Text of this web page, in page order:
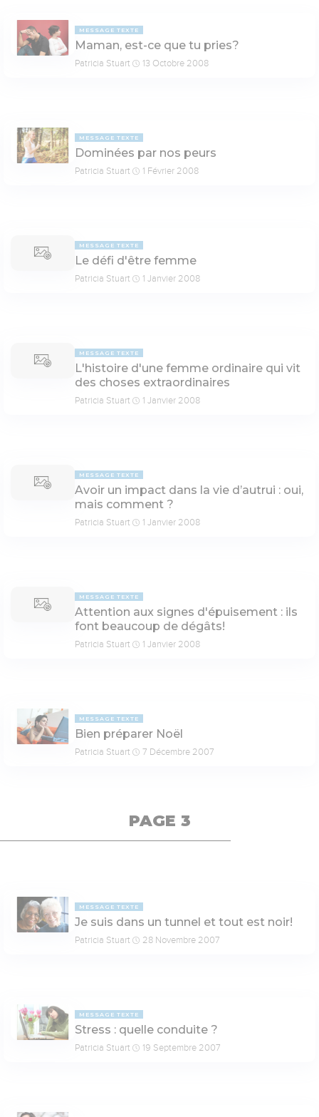
MESSAGE TEXTE
Maman, est-ce que tu pries?
Patricia Stuart 13 Octobre 2008
MESSAGE TEXTE
Dominées par nos peurs
Patricia Stuart 1 Février 2008
MESSAGE TEXTE
Le défi d'être femme
Patricia Stuart 1 Janvier 2008
MESSAGE TEXTE
L'histoire d'une femme ordinaire qui vit
des choses extraordinaires
Patricia Stuart 1 Janvier 2008
MESSAGE TEXTE
Avoir un impact dans la vie d’autrui : oui,
mais comment ?
Patricia Stuart 1 Janvier 2008
MESSAGE TEXTE
Attention aux signes d'épuisement : ils
font beaucoup de dégâts!
Patricia Stuart 1 Janvier 2008
MESSAGE TEXTE
Bien préparer Noël
Patricia Stuart 7 Décembre 2007
PAGE 3
MESSAGE TEXTE
Je suis dans un tunnel et tout est noir!
Patricia Stuart 28 Novembre 2007
MESSAGE TEXTE
Stress : quelle conduite ?
Patricia Stuart 19 Septembre 2007